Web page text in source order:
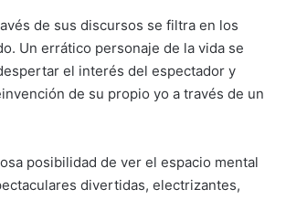
de sus discursos se filtra en los
Un errático personaje de la vida se
el interés del espectador y
de su propio yo a través de un
posibilidad de ver el espacio mental
divertidas, electrizantes,